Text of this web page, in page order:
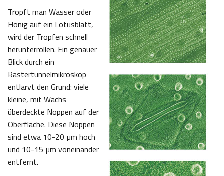
Tropft man Wasser oder
Honig auf ein Lotusblatt,
wird der Tropfen schnell
herunterrollen. Ein genauer
Blick durch ein
Rastertunnelmikroskop
entlarvt den Grund: viele
kleine, mit Wachs
überdeckte Noppen auf der
Oberfläche. Diese Noppen
sind etwa 10-20 µm hoch
und 10-15 µm voneinander
entfernt.